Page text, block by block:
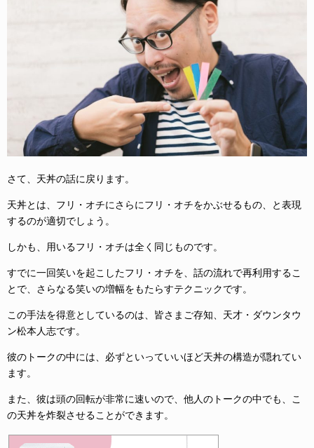
さて、天丼の話に戻ります。
天丼とは、フリ・オチにさらにフリ・オチをかぶせるもの、と表現
するのが適切でしょう。
しかも、用いるフリ・オチは全く同じものです。
すでに一回笑いを起こしたフリ・オチを、話の流れで再利用するこ
とで、さらなる笑いの増幅をもたらすテクニックです。
この手法を得意としているのは、皆さまご存知、天才・ダウンタウ
ン松本人志です。
彼のトークの中には、必ずといっていいほど天丼の構造が隠れてい
ます。
また、彼は頭の回転が非常に速いので、他人のトークの中でも、こ
の天丼を炸裂させることができます。